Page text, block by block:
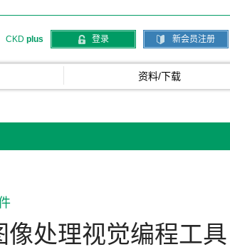
CKD plus 登录 新会员注册
资料/下载
像处理视觉编程工具